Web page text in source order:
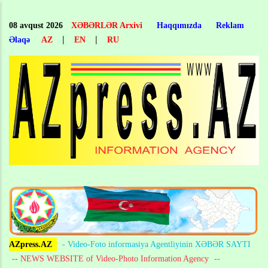
main
content
08 avqust 2026 XƏBƏRLƏR Arxivi Haqqımızda
Reklam
Əlaqə
AZ | EN | RU
AZpress.AZ
- Video-Foto informasiya Agentliyinin XƏBƏR SAYTI
-- NEWS WEBSITE of Video-Photo Information Agency --